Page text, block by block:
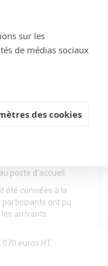
poste d'accueil.
été conviées à la
participants ont pu
arrivants
euros HT
sur les
de médias sociaux
des cookies